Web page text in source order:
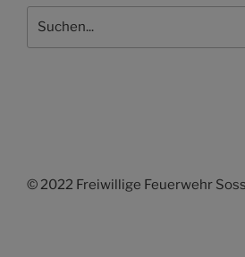
© 2022 Freiwillige Feuerwehr